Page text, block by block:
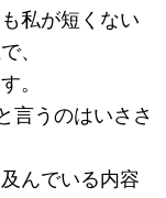
私が短くない
、
。
言うのはいささ
んでいる内容